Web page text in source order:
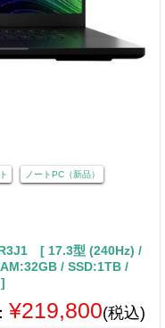
ノートPC（新品）
[ 17.3型 (240Hz) /
/ SSD:1TB /
¥219,800(税込)